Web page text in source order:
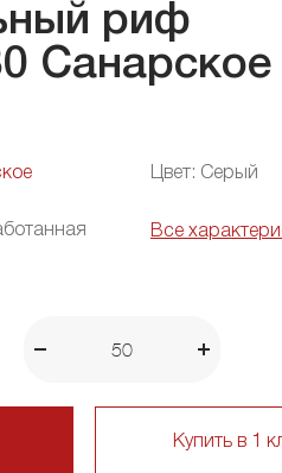
риф
Санарское
Цвет: Серый
Все
Купить в 1